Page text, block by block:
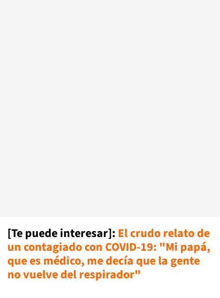
[Te puede interesar]: El crudo relato de
un contagiado con COVID-19: "Mi papá,
que es médico, me decía que la gente
no vuelve del respirador"